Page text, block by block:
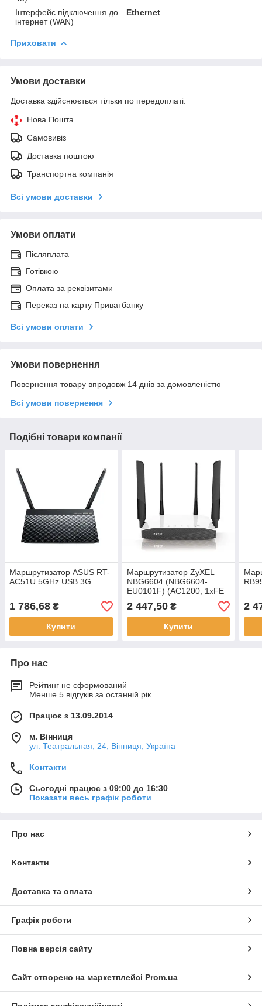
Інтерфейс підключення до
інтернет (WAN)
Ethernet
Приховати
Умови доставки
Доставка здійснюється тільки по передоплаті.
Нова Пошта
Самовивіз
Доставка поштою
Транспортна компанія
Всі умови доставки
Умови оплати
Післяплата
Готівкою
Оплата за реквізитами
Переказ на карту Приватбанку
Всі умови оплати
Умови повернення
Повернення товару впродовж 14 днів за домовленістю
Всі умови повернення
Подібні товари компанії
Маршрутизатор ASUS RT-
AC51U 5GHz USB 3G
1 786,68 ₴
Купити
Маршрутизатор ZyXEL
NBG6604 (NBG6604-
EU0101F) (AC1200, 1xFE
WAN, 4xFE LAN,
Router/AP, 4 антени)
2 447,50₴
Купити
2
Про нас
Рейтинг не сформований
Менше 5 відгуків за останній рік
Працює з 13.09.2014
м. Вінниця
ул. Театральная, 24, Вінниця, Україна
Контакти
Сьогодні працює з 09:00 до 16:30
Показати весь графік роботи
Про нас
Контакти
Доставка та оплата
Графік роботи
Повна версія сайту
Сайт створено на маркетплейсі Prom.ua